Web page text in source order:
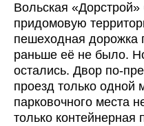
Вольская «Дорстрой»
придомовую
пешеходная дорожка
раньше её не было.
остались. Двор по-
проезд только
парковочного места
только